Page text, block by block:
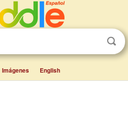
Imágenes English